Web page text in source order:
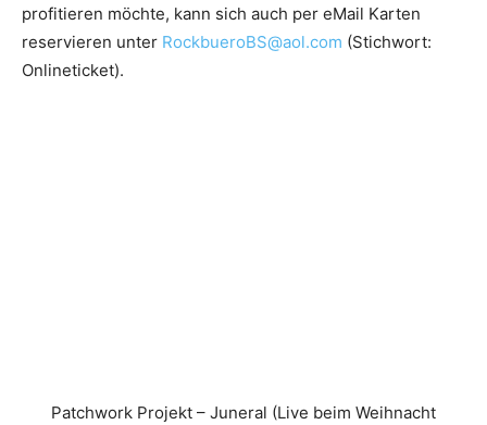
profitieren möchte, kann sich auch per eMail Karten
reservieren unter RockbueroBS@aol.com (Stichwort:
Onlineticket).
Patchwork Projekt – Juneral (Live beim Weihnacht